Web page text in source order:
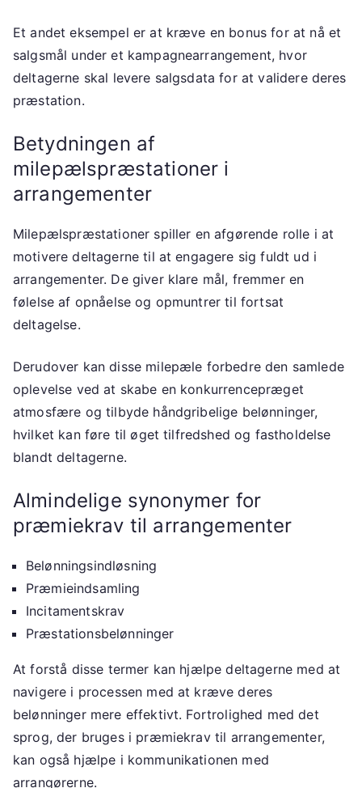
Et andet eksempel er at kræve en bonus for at nå et
salgsmål under et kampagnearrangement, hvor
deltagerne skal levere salgsdata for at validere deres
præstation.
Betydningen af
milepælspræstationer i
arrangementer
Milepælspræstationer spiller en afgørende rolle i at
motivere deltagerne til at engagere sig fuldt ud i
arrangementer. De giver klare mål, fremmer en
følelse af opnåelse og opmuntrer til fortsat
deltagelse.
Derudover kan disse milepæle forbedre den samlede
oplevelse ved at skabe en konkurrencepræget
atmosfære og tilbyde håndgribelige belønninger,
hvilket kan føre til øget tilfredshed og fastholdelse
blandt deltagerne.
Almindelige synonymer for
præmiekrav til arrangementer
Belønningsindløsning
Præmieindsamling
Incitamentskrav
Præstationsbelønninger
At forstå disse termer kan hjælpe deltagerne med at
navigere i processen med at kræve deres
belønninger mere effektivt. Fortrolighed med det
sprog, der bruges i præmiekrav til arrangementer,
kan også hjælpe i kommunikationen med
arrangørerne.